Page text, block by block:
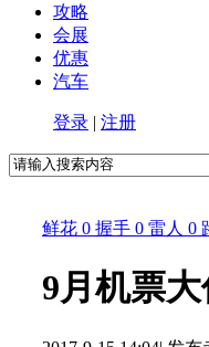
攻略
会展
优惠
汽车
登录 | 注册
鲜花 0 握手 0 雷人 0
9月机票